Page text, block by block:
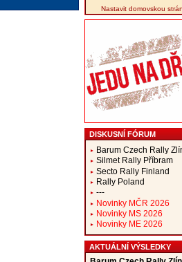
Nastavit domovskou
DISKUSNÍ FÓRUM
Barum Czech Rally
Silmet Rally Příbram
Secto Rally Finland
Rally Poland
---
Novinky MČR 2026
Novinky MS 2026
Novinky ME 2026
AKTUÁLNÍ VÝSLEDKY